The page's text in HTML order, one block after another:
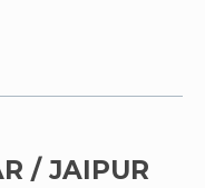
/ JAIPUR